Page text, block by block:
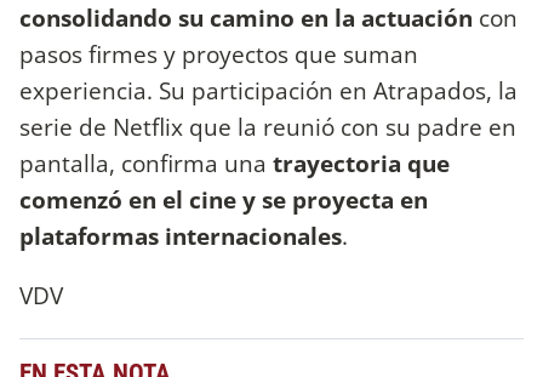
consolidando su camino en la actuación con
pasos firmes y proyectos que suman
experiencia. Su participación en Atrapados, la
serie de Netflix que la reunió con su padre en
pantalla, confirma una trayectoria que
comenzó en el cine y se proyecta en
plataformas internacionales.
VDV